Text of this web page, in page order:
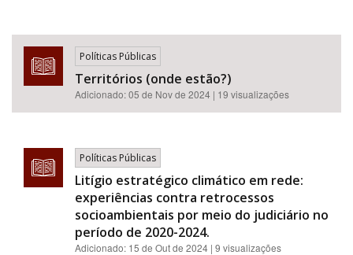
Políticas Públicas
Territórios (onde estão?)
Adicionado:05 de Nov de 2024 | 19 visualizações
Políticas Públicas
Litígio estratégico climático em rede:
experiências contra retrocessos
socioambientais por meio do judiciário no
período de 2020-2024.
Adicionado: 15 de Out de 2024 | 9 visualizações